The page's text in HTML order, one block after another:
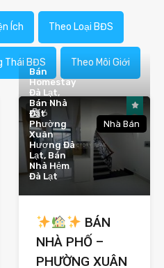
Ích Theo Loại BĐS
Thái BĐS Theo Môi Giới
6
Bán
Homestay
Đà Lạt,
Bán Nhà
Đất
Phường
Xuân
Hương Đà
Lạt, Bán
Nhà Hẻm
Đà Lạt
Nhà Bán
BÁN
NHÀ PHỐ –
PHƯỜNG XUÂN